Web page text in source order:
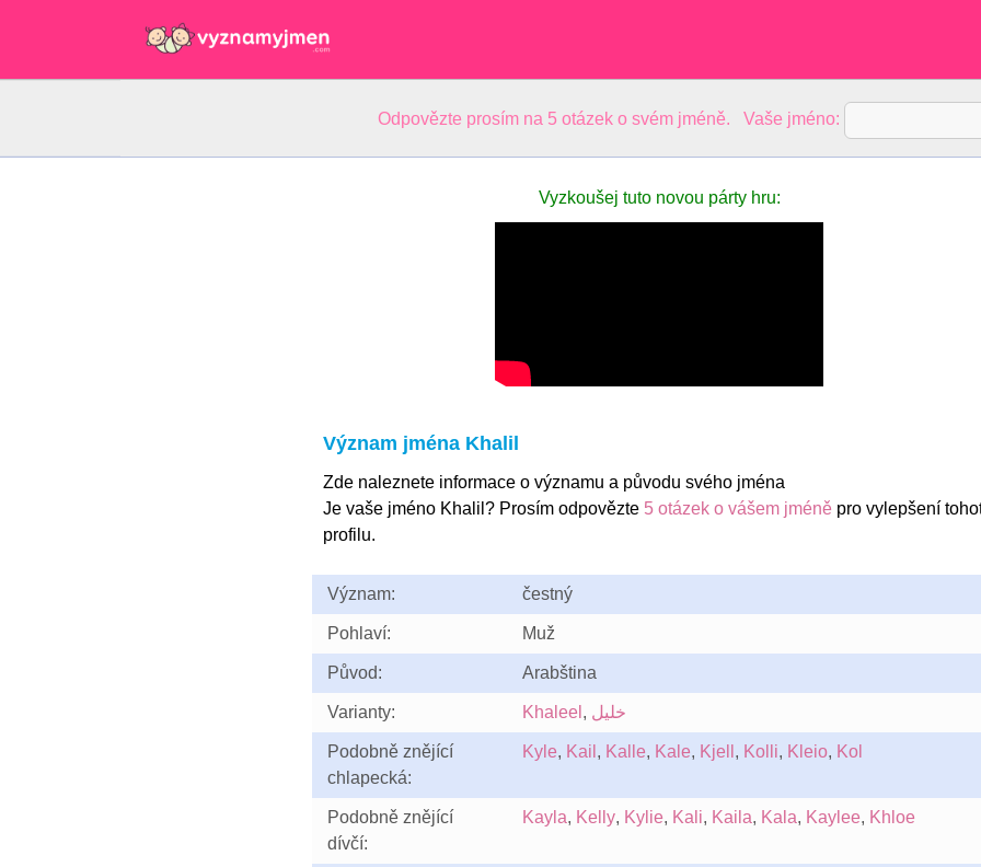
Odpovězte prosím na 5 otázek o svém jméně. Vaše jméno:
Vyzkoušej tuto novou párty hru:
Význam jména Khalil
Zde naleznete informace o významu a původu svého jména
Je vaše jméno Khalil? Prosím odpovězte 5 otázek o vášem jméněpro vylepšení
profilu.
Význam: čestný
Pohlaví: Muž
Původ: Arabština
Varianty: Khaleel , خليل
Podobně znějící
chlapecká:
Kyle, Kail , Kalle, Kale, Kjell , Kolli, Kleio, Kol
Podobně znějící
dívčí:
Kayla, Kelly, Kylie, Kali, Kaila, Kala, Kaylee, Khloe